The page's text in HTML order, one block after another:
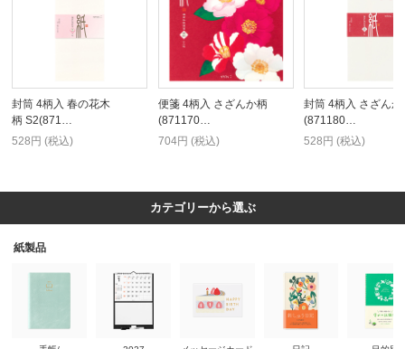
封筒 4柄入 春の花木
柄 S2(871…
528円 (税込)
便箋 4柄入 さざんか柄
(871170…
704円 (税込)
封筒 4柄入 さざんか
(871180…
528円 (税込)
カテゴリーから選ぶ
紙製品